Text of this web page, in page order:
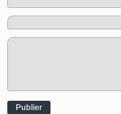
Publier